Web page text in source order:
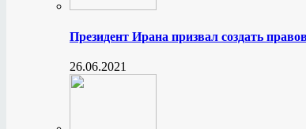
Президент Ирана призвал создать
26.06.2021